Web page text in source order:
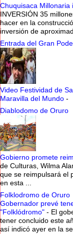
Chuquisaca Millonaria
INVERSIÓN 35
hacer en la
inversión de
Entrada del Gran
Video Festividad de
Maravilla del Mundo -
Diablodomo de Oruro
Gobierno promete
de Culturas, Wilma
que se reimpulsará el
en esta ...
Folklodromo de Oruro
Gobernador prevé
"Folklódromo" - El
tener concluido este
así indicó ayer en la